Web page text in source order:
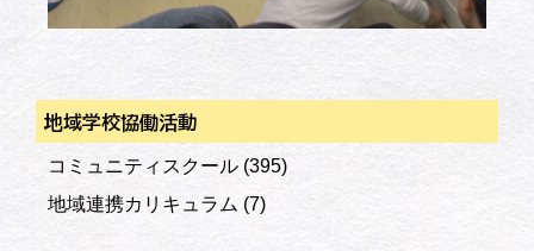
地域学校協働活動
コミュニティスクール (395)
地域連携カリキュラム (7)